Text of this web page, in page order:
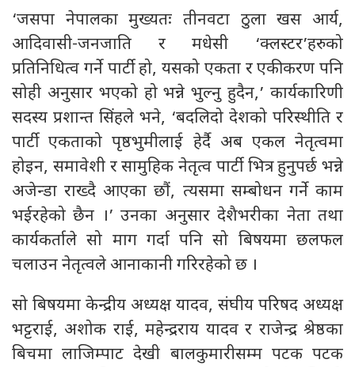
‘जसपा नेपालका मुख्यतः तीनवटा ठुला खस आर्य,
आदिवासी-जनजाति र मधेसी ‘क्लस्टर’हरुको
प्रतिनिधित्व गर्ने पार्टी हो, यसको एकता र एकीकरण पनि
सोही अनुसार भएको हो भन्ने भुल्नु हुदैन,’ कार्यकारिणी
सदस्य प्रशान्त सिंहले भने, ‘बदलिदो देशको परिस्थीति र
पार्टी एकताको पृष्ठभुमीलाई हेर्दै अब एकल नेतृत्वमा
होइन, समावेशी र सामुहिक नेतृत्व पार्टी भित्र हुनुपर्छ भन्ने
अजेन्डा राख्दै आएका छौं, त्यसमा सम्बोधन गर्ने काम
भईरहेको छैन ।’ उनका अनुसार देशैभरीका नेता तथा
कार्यकर्ताले सो माग गर्दा पनि सो बिषयमा छलफल
चलाउन नेतृत्वले आनाकानी गरिरहेको छ ।
सो बिषयमा केन्द्रीय अध्यक्ष यादव, संघीय परिषद अध्यक्ष
भट्टराई, अशोक राई, महेन्द्रराय यादव र राजेन्द्र श्रेष्ठका
बिचमा लाजिम्पाट देखी बालकुमारीसम्म पटक पटक